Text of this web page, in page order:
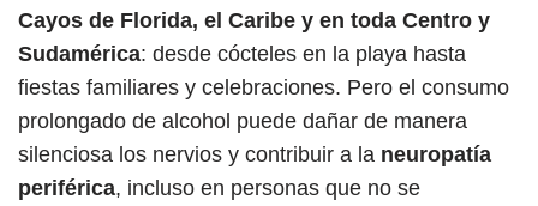
Cayos de Florida, el Caribe y en toda Centro y
Sudamérica: desde cócteles en la playa hasta
fiestas familiares y celebraciones. Pero el consumo
prolongado de alcohol puede dañar de manera
silenciosa los nervios y contribuir a la neuropatía
periférica, incluso en personas que no se